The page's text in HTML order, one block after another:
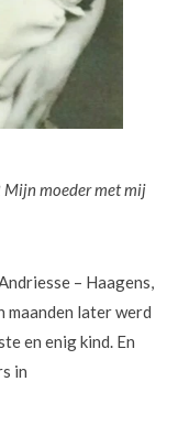
moeder met mij
– Haagens,
maanden later werd
en enig kind. En
in